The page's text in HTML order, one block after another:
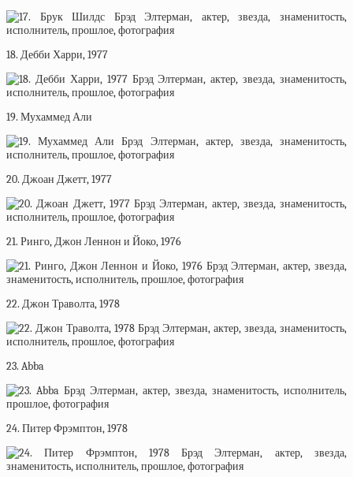
18. Дебби Харри, 1977
19. Мухаммед Али
20. Джоан Джетт, 1977
21. Ринго, Джон Леннон и Йоко, 1976
22. Джон Траволта, 1978
23. Abba
24. Питер Фрэмптон, 1978